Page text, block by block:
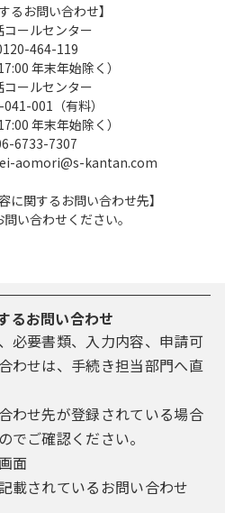
るお問い合わせ】
コールセンター
464-119
年末年始除く）
コールセンター
001（有料）
年末年始除く）
6733-7307
aomori@s-kantan.com
に関するお問い合わせ先】
い合わせください。
るお問い合わせ
必要書類、入力内容、申請可
わせは、手続き担当部門へ直
わせ先が登録されている場合
でご確認ください。
面
載されているお問い合わせ